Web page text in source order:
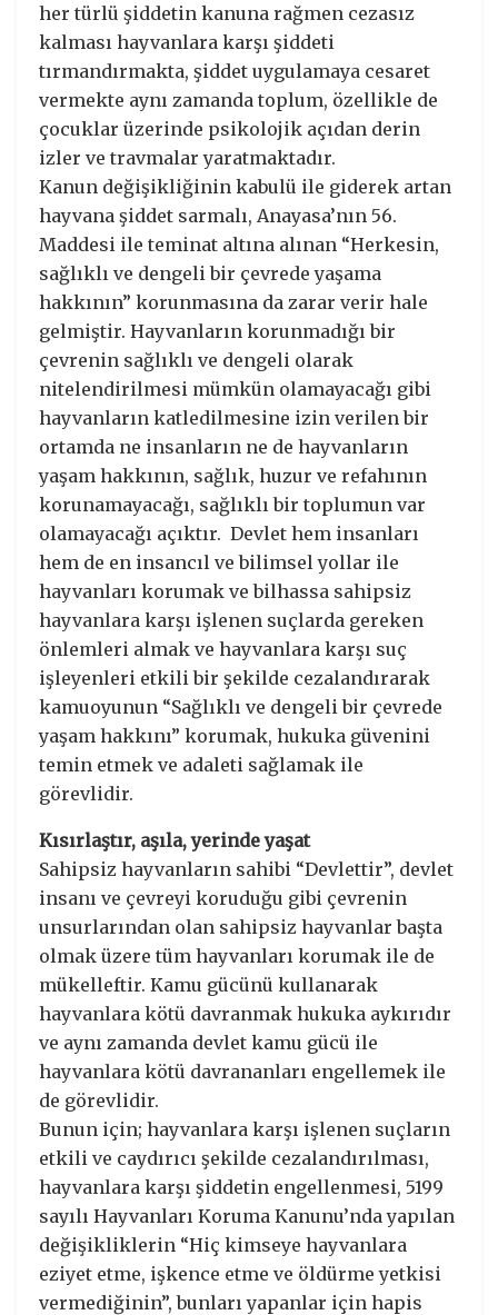
her türlü şiddetin kanuna rağmen cezasız
kalması hayvanlara karşı şiddeti
tırmandırmakta, şiddet uygulamaya cesaret
vermekte aynı zamanda toplum, özellikle de
çocuklar üzerinde psikolojik açıdan derin
izler ve travmalar yaratmaktadır.
Kanun değişikliğinin kabulü ile giderek artan
hayvana şiddet sarmalı, Anayasa’nın 56.
Maddesi ile teminat altına alınan “Herkesin,
sağlıklı ve dengeli bir çevrede yaşama
hakkının” korunmasına da zarar verir hale
gelmiştir. Hayvanların korunmadığı bir
çevrenin sağlıklı ve dengeli olarak
nitelendirilmesi mümkün olamayacağı gibi
hayvanların katledilmesine izin verilen bir
ortamda ne insanların ne de hayvanların
yaşam hakkının, sağlık, huzur ve refahının
korunamayacağı, sağlıklı bir toplumun var
olamayacağı açıktır. Devlet hem insanları
hem de en insancıl ve bilimsel yollar ile
hayvanları korumak ve bilhassa sahipsiz
hayvanlara karşı işlenen suçlarda gereken
önlemleri almak ve hayvanlara karşı suç
işleyenleri etkili bir şekilde cezalandırarak
kamuoyunun “Sağlıklı ve dengeli bir çevrede
yaşam hakkını” korumak, hukuka güvenini
temin etmek ve adaleti sağlamak ile
görevlidir.
Kısırlaştır, aşıla, yerinde yaşat
Sahipsiz hayvanların sahibi “Devlettir”, devlet
insanı ve çevreyi koruduğu gibi çevrenin
unsurlarından olan sahipsiz hayvanlar başta
olmak üzere tüm hayvanları korumak ile de
mükelleftir. Kamu gücünü kullanarak
hayvanlara kötü davranmak hukuka aykırıdır
ve aynı zamanda devlet kamu gücü ile
hayvanlara kötü davrananları engellemek ile
de görevlidir.
Bunun için; hayvanlara karşı işlenen suçların
etkili ve caydırıcı şekilde cezalandırılması,
hayvanlara karşı şiddetin engellenmesi, 5199
sayılı Hayvanları Koruma Kanunu’nda yapılan
değişikliklerin “Hiç kimseye hayvanlara
eziyet etme, işkence etme ve öldürme yetkisi
vermediğinin”, bunları yapanlar için hapis